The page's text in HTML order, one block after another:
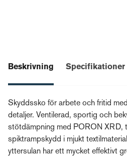
Beskrivning Specifikationer
Skyddssko för arbete och fritid
detaljer. Ventilerad, sportig och
stötdämpning med PORON XRD,
spiktrampskydd i mjukt
yttersulan har ett mycket effektivt